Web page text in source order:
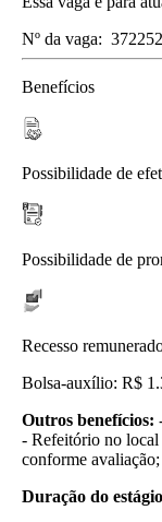
Nº da vaga: 372252
Benefícios
Possibilidade de
Possibilidade de
Recesso
Bolsa-auxílio: R$
Outros benefícios:
- Refeitório no
conforme avaliação;
Duração do